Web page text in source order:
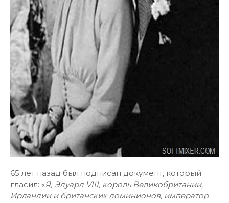
65 лет назад был подписан документ, который
гласил: «Я, Эдуард VIII, король Великобритании,
Ирландии и британских доминионов, император